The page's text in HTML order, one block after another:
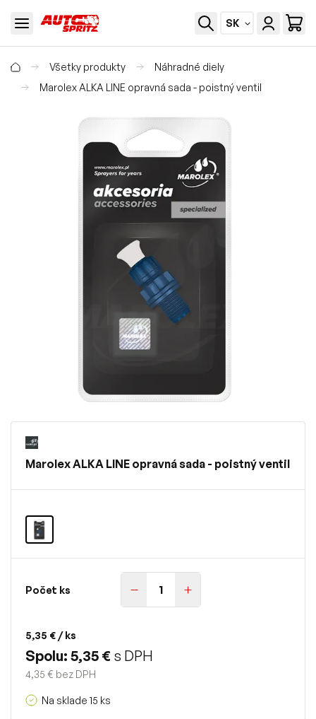
SK
Všetky produkty
Náhradné diely
Marolex ALKA LINE opravná sada - poistný ventil
Marolex ALKA LINE opravná sada - poistný ventil
Počet ks
5,35 € / ks
Spolu: 5,35 € s DPH
4,35 € bez DPH
Na sklade 15 ks